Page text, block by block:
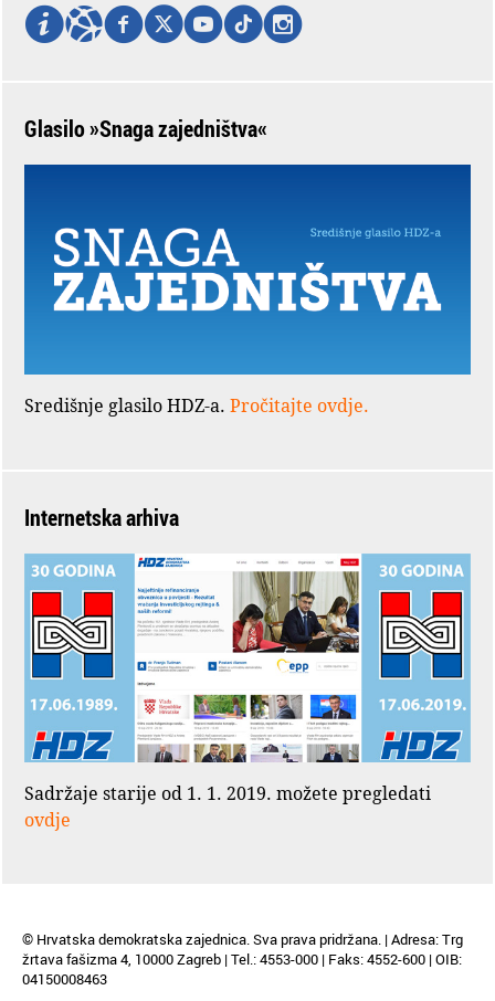
Glasilo »Snaga zajedništva«
Središnje glasilo HDZ-a. Pročitajte ovdje.
Internetska arhiva
Sadržaje starije od 1. 1. 2019. možete pregledati
ovdje
© Hrvatska demokratska zajednica. Sva prava pridržana. | Adresa: Trg
žrtava fašizma 4, 10000 Zagreb | Tel.: 4553-000 | Faks: 4552-600 | OIB:
04150008463